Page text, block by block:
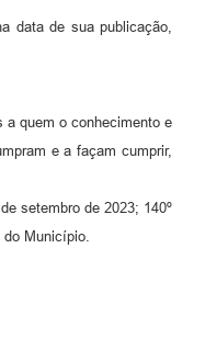
data de sua publicação,
a quem o conhecimento e
e a façam cumprir,
setembro de 2023; 140º
Município.